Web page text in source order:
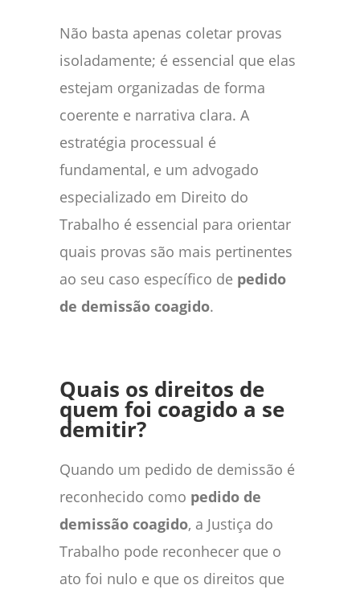
Não basta apenas coletar provas
isoladamente; é essencial que elas
estejam organizadas de forma
coerente e narrativa clara. A
estratégia processual é
fundamental, e um advogado
especializado em Direito do
Trabalho é essencial para orientar
quais provas são mais pertinentes
ao seu caso específico de pedido
de demissão coagido.
Quais os direitos de
quem foi coagido a se
demitir?
Quando um pedido de demissão é
reconhecido como pedido de
demissão coagido, a Justiça do
Trabalho pode reconhecer que o
ato foi nulo e que os direitos que